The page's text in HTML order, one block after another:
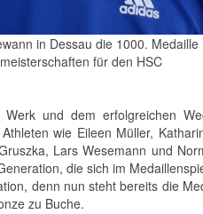
in Dessau die 1000. Medaille
für den HSC
und dem erfolgreichen
wie Eileen Müller,
Lars Wesemann und
die sich im
denn nun steht bereits die
zu Buche.